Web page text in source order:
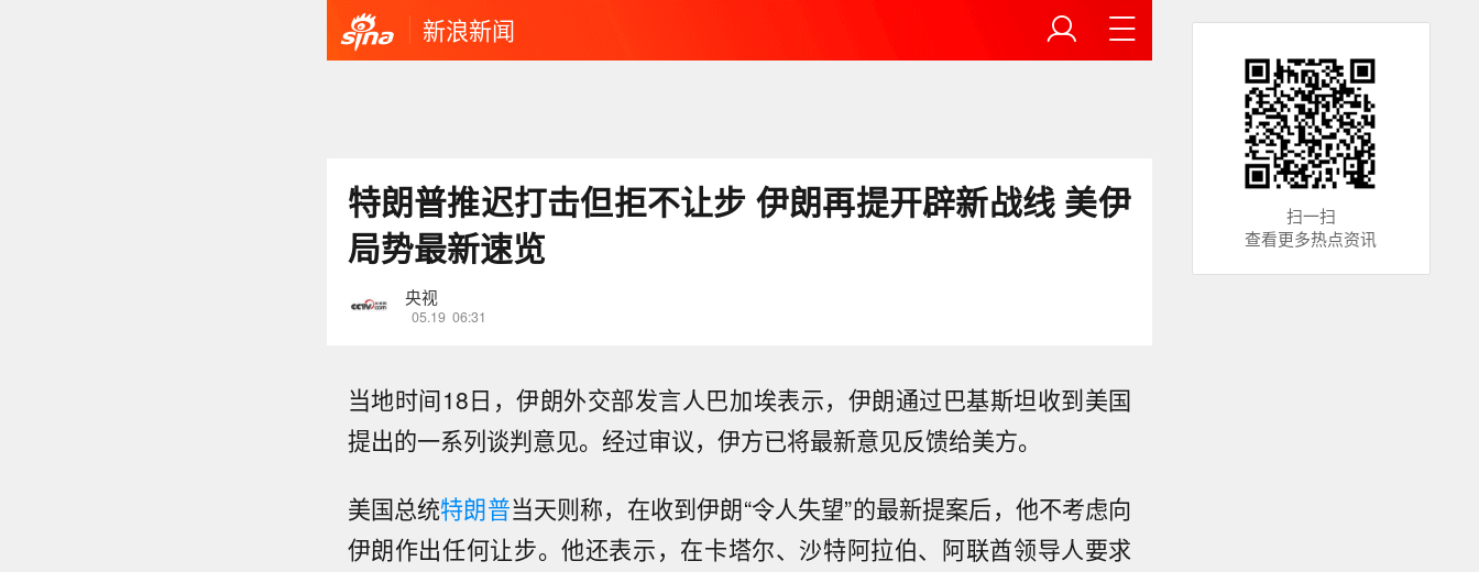
新浪新闻
特朗普推迟打击但拒不让步 伊朗再提开辟新战线 美伊
局势最新速览
央视
05.19 06:31
当地时间18日，伊朗外交部发言人巴加埃表示，伊朗通过巴基斯坦收到美国
提出的一系列谈判意见。经过审议，伊方已将最新意见反馈给美方。
美国总统特朗普当天则称，在收到伊朗“令人失望”的最新提案后，他不考虑向
伊朗作出任何让步。他还表示，在卡塔尔、沙特阿拉伯、阿联酋领导人要求
扫一扫
查看更多热点资讯